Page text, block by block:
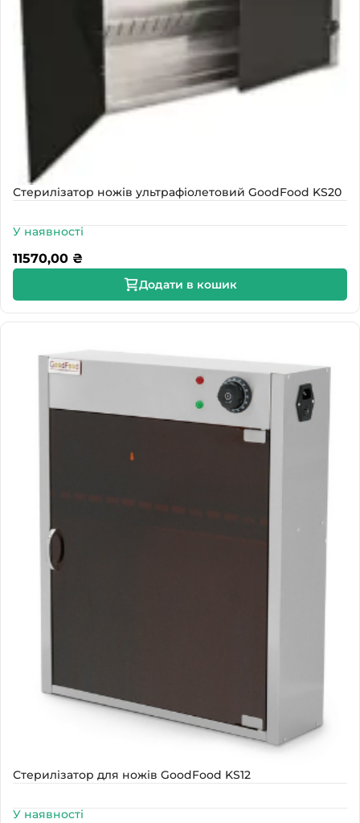
Стерилізатор ножів ультрафіолетовий GoodFood KS20
У наявності
11570,00 ₴
Додати в кошик
Стерилізатор для ножів GoodFood KS12
У наявності